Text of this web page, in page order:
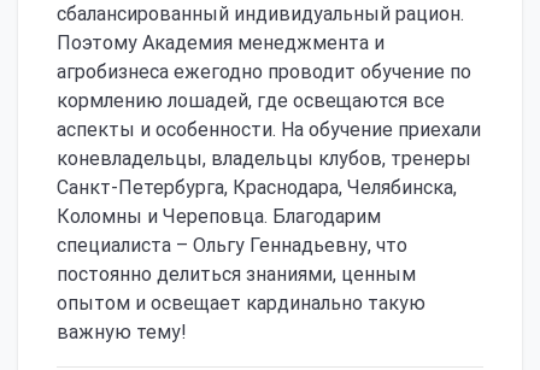
сбалансированный индивидуальный рацион.
Поэтому Академия менеджмента и
агробизнеса ежегодно проводит обучение по
кормлению лошадей, где освещаются все
аспекты и особенности. На обучение приехали
коневладельцы, владельцы клубов, тренеры
Санкт-Петербурга, Краснодара, Челябинска,
Коломны и Череповца. Благодарим
специалиста – Ольгу Геннадьевну, что
постоянно делиться знаниями, ценным
опытом и освещает кардинально такую
важную тему!